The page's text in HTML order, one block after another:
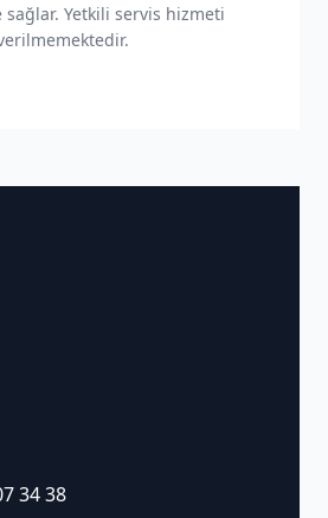
Yetkili servis hizmeti
34 38